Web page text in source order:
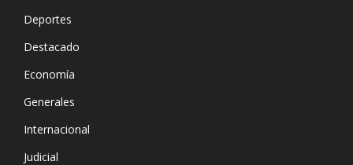
Deportes
Destacado
Economía
Generales
Internacional
Judicial